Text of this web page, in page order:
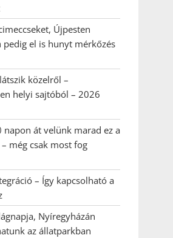
Újpesten
pedig el is hunyt mérkőzés
közelről –
helyi sajtóból – 2026
napon át velünk marad ez a
még csak most fog
– Így kapcsolható a
Nyíregyházán
az állatparkban